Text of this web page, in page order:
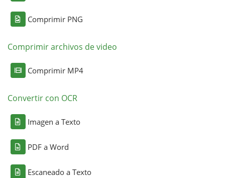
Comprimir PNG
Comprimir archivos de video
Comprimir MP4
Convertir con OCR
Imagen a Texto
PDF a Word
Escaneado a Texto